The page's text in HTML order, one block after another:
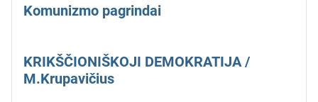
Komunizmo pagrindai
KRIKŠČIONIŠKOJI DEMOKRATIJA /
M.Krupavičius